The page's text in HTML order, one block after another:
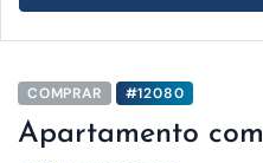
COMPRAR #12080
Apartamento